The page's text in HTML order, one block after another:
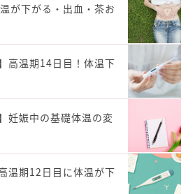
が下がる・出血・茶お
高温期14日目！体温下
妊娠中の基礎体温の変
温期12日目に体温が下